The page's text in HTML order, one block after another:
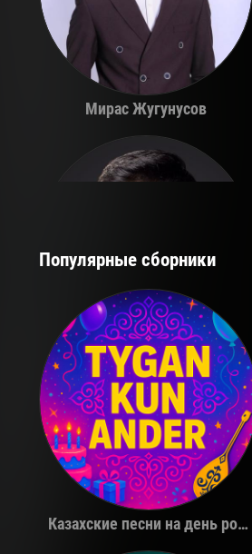
Мирас Жугунусов
Қуандық Рахым
Популярные сборники
Казахские песни на день рождения